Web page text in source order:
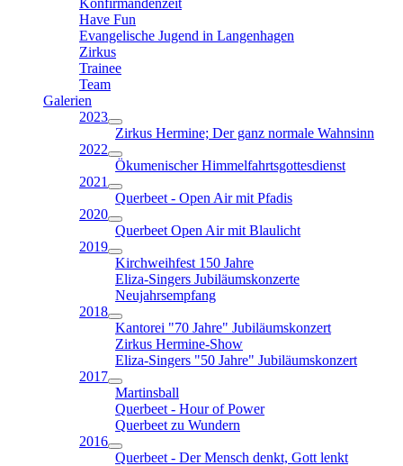
Konfirmandenzeit
Have Fun
Evangelische Jugend in Langenhagen
Zirkus
Trainee
Team
Galerien
2023
Zirkus Hermine; Der ganz normale Wahnsinn
2022
Ökumenischer Himmelfahrtsgottesdienst
2021
Querbeet - Open Air mit Pfadis
2020
Querbeet Open Air mit Blaulicht
2019
Kirchweihfest 150 Jahre
Eliza-Singers Jubiläumskonzerte
Neujahrsempfang
2018
Kantorei "70 Jahre" Jubiläumskonzert
Zirkus Hermine-Show
Eliza-Singers "50 Jahre" Jubiläumskonzert
2017
Martinsball
Querbeet - Hour of Power
Querbeet zu Wundern
2016
Querbeet - Der Mensch denkt, Gott lenkt